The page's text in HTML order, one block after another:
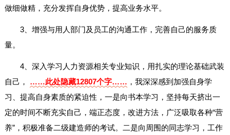
做细做精，充分发挥自身优势，提高业务水平。
3、增强与用人部门及员工的沟通工作，完善自己的服务质
量。
4、深入学习人力资源相关专业知识，用扎实的理论基础武装
自己， ……此处隐藏12807个字…… ，我深深感到加强自身学
习、提高自身素质的紧迫性，一是向书本学习，坚持每天挤出一
定的时间不断充实自己，端正态度，改进方法，广泛吸取各种“营
养”，积极准备二级建造师的考试。二是向周围的同志学习，工作